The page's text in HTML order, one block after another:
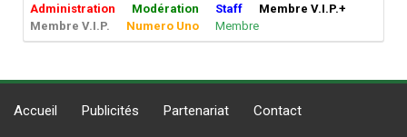
Administration Modération Staff
Membre V.I.P.+
Membre V.I.P.
Numero Uno Membre
Accueil Publicités Partenariat Contact